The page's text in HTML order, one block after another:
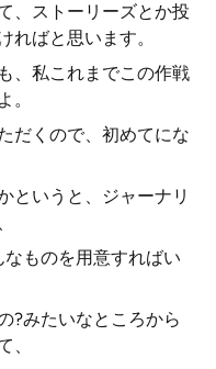
、ストーリーズとか投
ればと思います。
、私これまでこの作戦
。
だくので、初めてにな
というと、ジャーナリ
ものを用意すればい
?みたいなところから
、